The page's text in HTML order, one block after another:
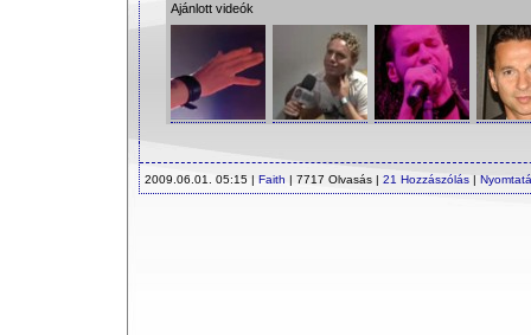
Ajánlott videók
2009.06.01. 05:15 | Faith | 7717 Olvasás | 21 Hozzászólás |